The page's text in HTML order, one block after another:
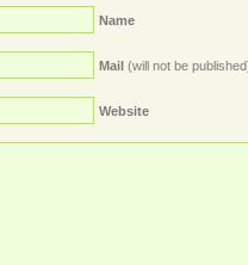
Name
Mail (will not be
Website